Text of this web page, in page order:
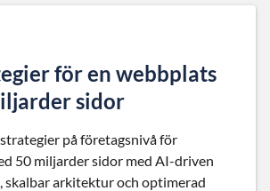
för en webbplats
sidor
på företagsnivå för
50 miljarder sidor med AI-driven
skalbar arkitektur och optimerad